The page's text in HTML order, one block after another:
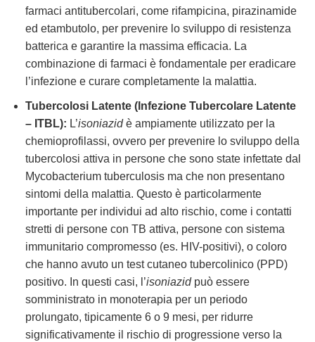
farmaci antitubercolari, come rifampicina, pirazinamide
ed etambutolo, per prevenire lo sviluppo di resistenza
batterica e garantire la massima efficacia. La
combinazione di farmaci è fondamentale per eradicare
l’infezione e curare completamente la malattia.
Tubercolosi Latente (Infezione Tubercolare Latente
– ITBL): L’isoniazidè ampiamente utilizzato per la
chemioprofilassi, ovvero per prevenire lo sviluppo della
tubercolosi attiva in persone che sono state infettate dal
Mycobacterium tuberculosis ma che non presentano
sintomi della malattia. Questo è particolarmente
importante per individui ad alto rischio, come i contatti
stretti di persone con TB attiva, persone con sistema
immunitario compromesso (es. HIV-positivi), o coloro
che hanno avuto un test cutaneo tubercolinico (PPD)
positivo. In questi casi, l’isoniazidpuò essere
somministrato in monoterapia per un periodo
prolungato, tipicamente 6 o 9 mesi, per ridurre
significativamente il rischio di progressione verso la